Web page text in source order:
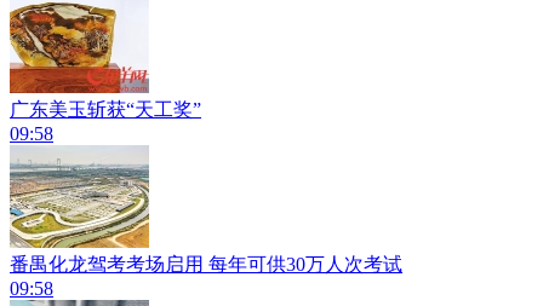
广东美玉斩获“天工奖”
09:58
番禺化龙驾考考场启用 每年可供30万人次考试
09:58